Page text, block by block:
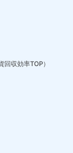
回収効率TOP）